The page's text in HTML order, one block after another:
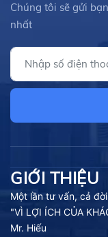
Chúng tôi sẽ gửi
nhất
GIỚI THIỆU
Một lần tư vấn, cả
"VÌ LỢI ÍCH CỦA
Mr. Hiếu